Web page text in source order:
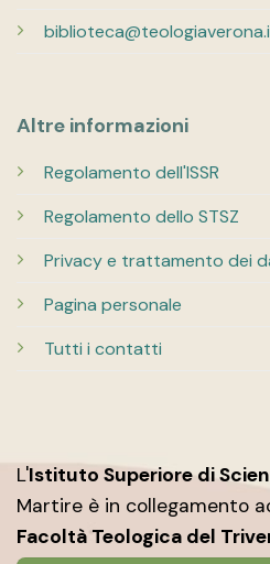
Altre informazioni
Regolamento dell'ISSR
Regolamento dello STSZ
Privacy e trattamento dei
Pagina personale
Tutti i contatti
L'Istituto Superiore di
Martire è in collegamento
Facoltà Teologica del